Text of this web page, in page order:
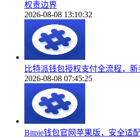
权责边界
2026-08-08 13:10:32
比特派钱包授权支付全流程，
2026-08-08 07:45:25
Bitpie钱包官网苹果版，安全适